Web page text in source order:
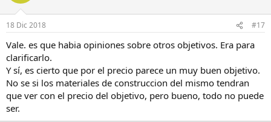
18 Dic 2018 #17
Vale. es que habia opiniones sobre otros objetivos. Era para
clarificarlo.
Y sí, es cierto que por el precio parece un muy buen objetivo.
No se si los materiales de construccion del mismo tendran
que ver con el precio del objetivo, pero bueno, todo no puede
ser.